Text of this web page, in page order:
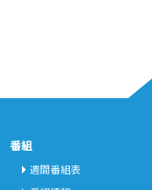
番組
週間番組表